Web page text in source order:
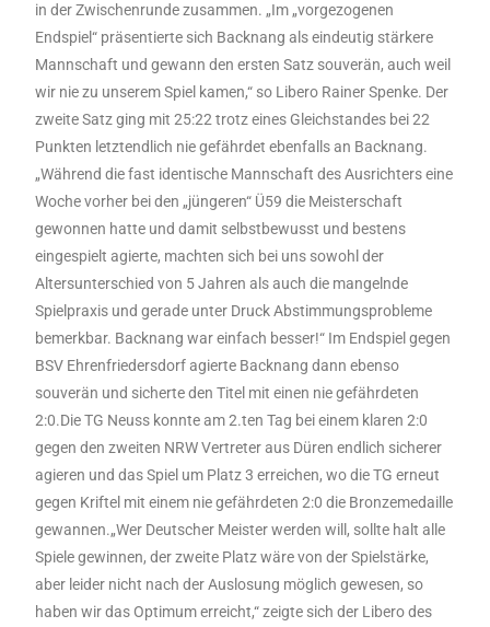
in der Zwischenrunde zusammen. „Im „vorgezogenen
Endspiel“ präsentierte sich Backnang als eindeutig stärkere
Mannschaft und gewann den ersten Satz souverän, auch weil
wir nie zu unserem Spiel kamen,“ so Libero Rainer Spenke. Der
zweite Satz ging mit 25:22 trotz eines Gleichstandes bei 22
Punkten letztendlich nie gefährdet ebenfalls an Backnang.
„Während die fast identische Mannschaft des Ausrichters eine
Woche vorher bei den „jüngeren“ Ü59 die Meisterschaft
gewonnen hatte und damit selbstbewusst und bestens
eingespielt agierte, machten sich bei uns sowohl der
Altersunterschied von 5 Jahren als auch die mangelnde
Spielpraxis und gerade unter Druck Abstimmungsprobleme
bemerkbar. Backnang war einfach besser!“ Im Endspiel gegen
BSV Ehrenfriedersdorf agierte Backnang dann ebenso
souverän und sicherte den Titel mit einen nie gefährdeten
2:0.Die TG Neuss konnte am 2.ten Tag bei einem klaren 2:0
gegen den zweiten NRW Vertreter aus Düren endlich sicherer
agieren und das Spiel um Platz 3 erreichen, wo die TG erneut
gegen Kriftel mit einem nie gefährdeten 2:0 die Bronzemedaille
gewannen.„Wer Deutscher Meister werden will, sollte halt alle
Spiele gewinnen, der zweite Platz wäre von der Spielstärke,
aber leider nicht nach der Auslosung möglich gewesen, so
haben wir das Optimum erreicht,“ zeigte sich der Libero des